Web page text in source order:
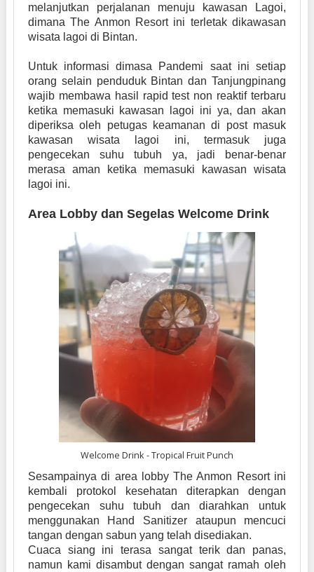
melanjutkan perjalanan menuju kawasan Lagoi,
dimana The Anmon Resort ini terletak dikawasan
wisata lagoi di Bintan.
Untuk informasi dimasa Pandemi saat ini setiap
orang selain penduduk Bintan dan Tanjungpinang
wajib membawa hasil rapid test non reaktif terbaru
ketika memasuki kawasan lagoi ini ya, dan akan
diperiksa oleh petugas keamanan di post masuk
kawasan wisata lagoi ini, termasuk juga
pengecekan suhu tubuh ya, jadi benar-benar
merasa aman ketika memasuki kawasan wisata
lagoi ini.
Area Lobby dan Segelas Welcome Drink
Welcome Drink - Tropical Fruit Punch
Sesampainya di area lobby The Anmon Resort ini
kembali protokol kesehatan diterapkan dengan
pengecekan suhu tubuh dan diarahkan untuk
menggunakan Hand Sanitizer ataupun mencuci
tangan dengan sabun yang telah disediakan.
Cuaca siang ini terasa sangat terik dan panas,
namun kami disambut dengan sangat ramah oleh